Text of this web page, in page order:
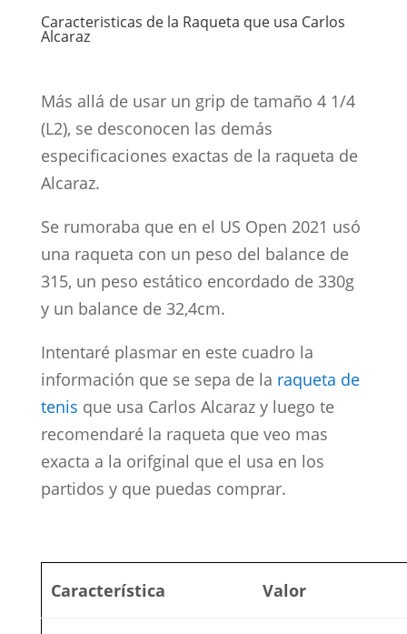
Caracteristicas de la Raqueta que usa Carlos
Alcaraz
Más allá de usar un grip de tamaño 4 1/4
(L2), se desconocen las demás
especificaciones exactas de la raqueta de
Alcaraz.
Se rumoraba que en el US Open 2021 usó
una raqueta con un peso del balance de
315, un peso estático encordado de 330g
y un balance de 32,4cm.
Intentaré plasmar en este cuadro la
información que se sepa de la raqueta de
tenis que usa Carlos Alcaraz y luego te
recomendaré la raqueta que veo mas
exacta a la orifginal que el usa en los
partidos y que puedas comprar.
Característica Valor